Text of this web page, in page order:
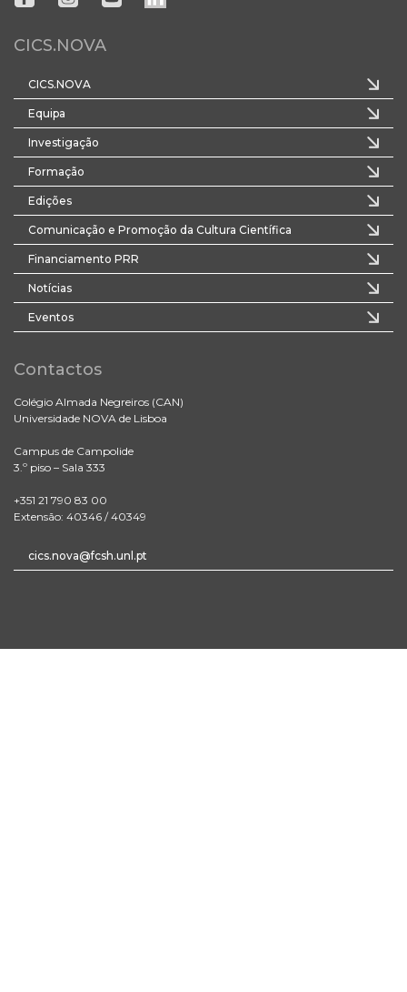
CICS.NOVA
CICS.NOVA
Equipa
Investigação
Formação
Edições
Comunicação e Promoção da Cultura Científica
Financiamento PRR
Notícias
Eventos
Contactos
Colégio Almada Negreiros (CAN)
Universidade NOVA de Lisboa
Campus de Campolide
3.º piso – Sala 333
+351 21 790 83 00
Extensão: 40346 / 40349
cics.nova@fcsh.unl.pt